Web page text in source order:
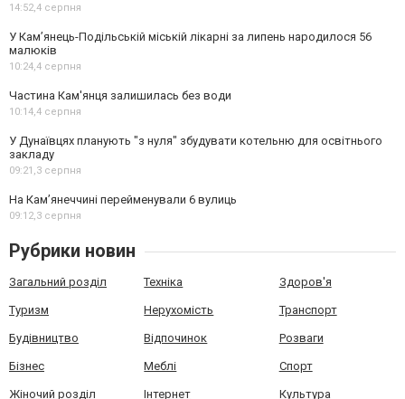
14:52,4 серпня
У Кам’янець-Подільській міській лікарні за липень народилося 56
малюків
10:24,4 серпня
Частина Кам'янця залишилась без води
10:14,4 серпня
У Дунаївцях планують "з нуля" збудувати котельню для освітнього
закладу
09:21,3 серпня
На Камʼянеччині перейменували 6 вулиць
09:12,3 серпня
Рубрики новин
Загальний розділ Техніка Здоров'я
Туризм Нерухомість Транспорт
Будівництво Відпочинок Розваги
Бізнес Меблі Спорт
Жіночий розділ Інтернет Культура